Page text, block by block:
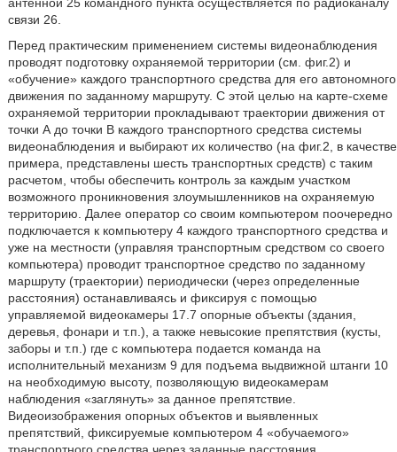
связи 26.
Перед практическим применением системы видеонаблюдения
проводят подготовку охраняемой территории (см. фиг.2) и
«обучение» каждого транспортного средства для его автономного
движения по заданному маршруту. С этой целью на карте-схеме
охраняемой территории прокладывают траектории движения от
точки А до точки В каждого транспортного средства системы
видеонаблюдения и выбирают их количество (на фиг.2, в качестве
примера, представлены шесть транспортных средств) с таким
расчетом, чтобы обеспечить контроль за каждым участком
возможного проникновения злоумышленников на охраняемую
территорию. Далее оператор со своим компьютером поочередно
подключается к компьютеру 4 каждого транспортного средства и
уже на местности (управляя транспортным средством со своего
компьютера) проводит транспортное средство по заданному
маршруту (траектории) периодически (через определенные
расстояния) останавливаясь и фиксируя с помощью
управляемой видеокамеры 17.7 опорные объекты (здания,
деревья, фонари и т.п.), а также невысокие препятствия (кусты,
заборы и т.п.) где с компьютера подается команда на
исполнительный механизм 9 для подъема выдвижной штанги 10
на необходимую высоту, позволяющую видеокамерам
наблюдения «заглянуть» за данное препятствие.
Видеоизображения опорных объектов и выявленных
препятствий, фиксируемые компьютером 4 «обучаемого»